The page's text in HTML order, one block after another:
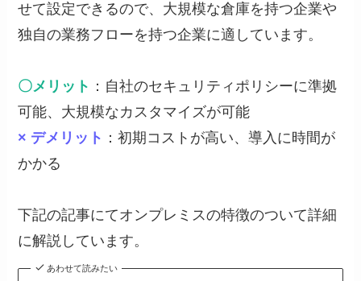
せて設定できるので、大規模な倉庫を持つ企業や
独自の業務フローを持つ企業に適しています。
〇メリット ：自社のセキュリティポリシーに準拠
可能、大規模なカスタマイズが可能
× デメリット ：初期コストが高い、導入に時間が
かかる
下記の記事にてオンプレミスの特徴のついて詳細
に解説しています。
あわせて読みたい